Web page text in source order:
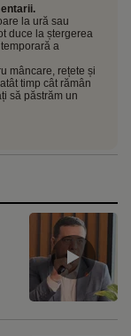
la ură sau
duce la ștergerea
a
mâncare, rețete și
timp cât rămân
să păstrăm un